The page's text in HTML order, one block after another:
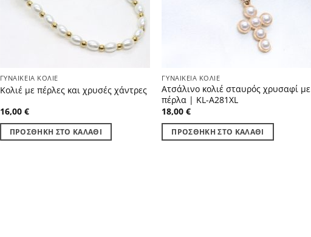
ΓΥΝΑΙΚΕΊΑ ΚΟΛΙΈ
Κολιέ με πέρλες και χρυσές χάντρες
16,00 €
ΠΡΟΣΘΉΚΗ ΣΤΟ ΚΑΛΆΘΙ
ΓΥΝΑΙΚΕΊΑ ΚΟΛΙΈ
Ατσάλινο κολιέ σταυρός χρυσαφί με
πέρλα | KL-A281XL
18,00€
ΠΡΟΣΘΉΚΗ ΣΤΟ ΚΑΛΆΘΙ